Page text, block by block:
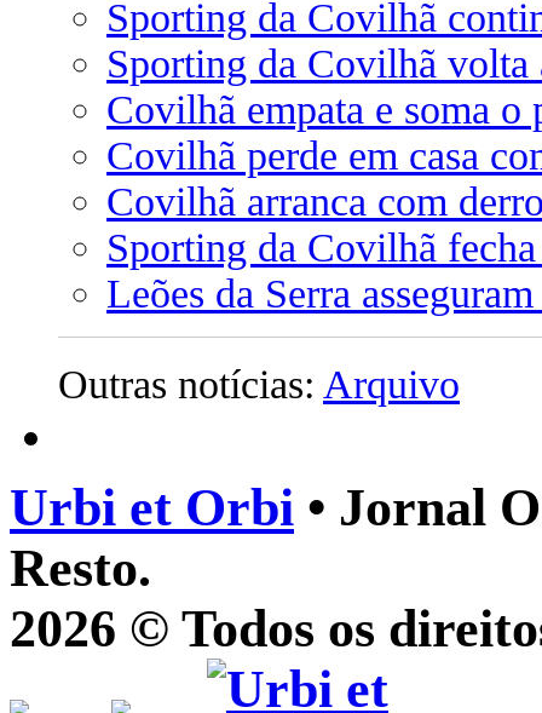
Sporting da Covilhã
Sporting da Covilhã volta
Covilhã empata e soma
Covilhã perde em casa
Covilhã arranca com
Sporting da Covilhã
Leões da Serra
Outras notícias: Arquivo
Urbi et Orbi • Jornal
Resto.
2026 © Todos os